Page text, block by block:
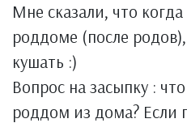
Мне сказали, что
роддоме (после родов),
кушать :)
Вопрос на засыпку :
роддом из дома? Если